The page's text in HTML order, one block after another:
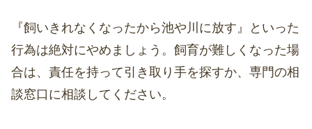
『飼いきれなくなったから池や川に放す』といった
行為は絶対にやめましょう。飼育が難しくなった場
合は、責任を持って引き取り手を探すか、専門の相
談窓口に相談してください。